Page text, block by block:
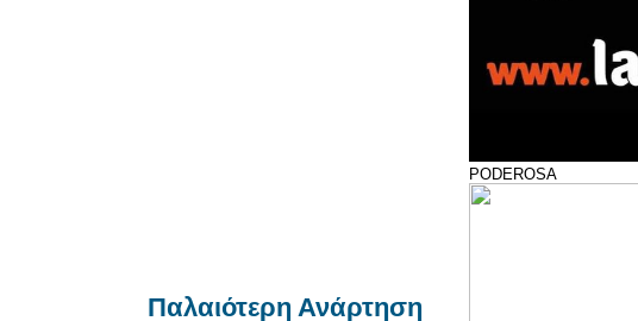
Παλαιότερη Ανάρτηση
PODEROSA